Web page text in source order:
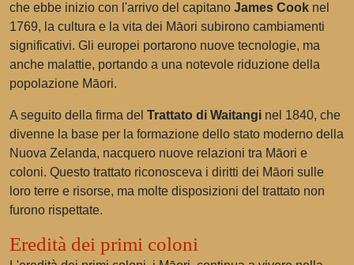
che ebbe inizio con l'arrivo del capitano James Cook nel
1769, la cultura e la vita dei Māori subirono cambiamenti
significativi. Gli europei portarono nuove tecnologie, ma
anche malattie, portando a una notevole riduzione della
popolazione Māori.
A seguito della firma del Trattato di Waitangi nel 1840, che
divenne la base per la formazione dello stato moderno della
Nuova Zelanda, nacquero nuove relazioni tra Māori e
coloni. Questo trattato riconosceva i diritti dei Māori sulle
loro terre e risorse, ma molte disposizioni del trattato non
furono rispettate.
Eredità dei primi coloni